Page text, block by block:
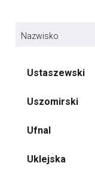
Nazwisko
Ustaszewski
Uszomirski
Ufnal
Uklejska